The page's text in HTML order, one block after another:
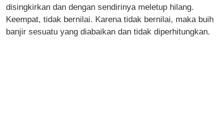
disingkirkan dan dengan sendirinya meletup hilang.
Keempat, tidak bernilai. Karena tidak bernilai, maka buih
banjir sesuatu yang diabaikan dan tidak diperhitungkan.